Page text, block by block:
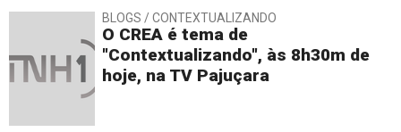
BLOGS / CONTEXTUALIZANDO
O CREA é tema de
"Contextualizando", às 8h30m de
hoje, na TV Pajuçara